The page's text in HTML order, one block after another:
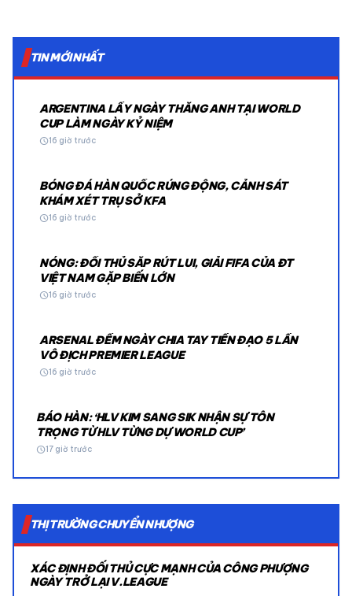
TIN MỚI NHẤT
ARGENTINA LẤY NGÀY THẮNG ANH TẠI WORLD
CUP LÀM NGÀY KỶ NIỆM
schedule16 giờ trước
BÓNG ĐÁ HÀN QUỐC RÚNG ĐỘNG, CẢNH SÁT
KHÁM XÉT TRỤ SỞ KFA
schedule16 giờ trước
NÓNG: ĐỐI THỦ SẮP RÚT LUI, GIẢI FIFA CỦA ĐT
VIỆT NAM GẶP BIẾN LỚN
schedule16 giờ trước
ARSENAL ĐẾM NGÀY CHIA TAY TIỀN ĐẠO 5 LẦN
VÔ ĐỊCH PREMIER LEAGUE
schedule16 giờ trước
BÁO HÀN: ‘HLV KIM SANG SIK NHẬN SỰ TÔN
TRỌNG TỪ HLV TỪNG DỰ WORLD CUP’
schedule17 giờ trước
THỊ TRƯỜNG CHUYỂN NHƯỢNG
XÁC ĐỊNH ĐỐI THỦ CỰC MẠNH CỦA CÔNG PHƯỢNG
NGÀY TRỞ LẠI V.LEAGUE